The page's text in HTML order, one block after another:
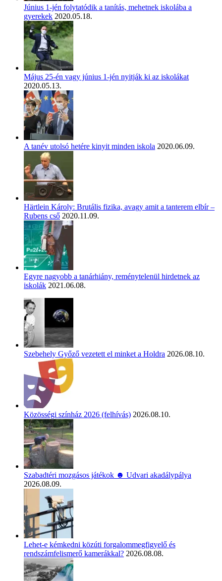
Június 1-jén folytatódik a tanítás, mehetnek iskolába a
gyerekek 2020.05.18.
Május 25-én vagy június 1-jén nyitják ki az iskolákat
2020.05.13.
A tanév utolsó hetére kinyit minden iskola 2020.06.09.
Härtlein Károly: Brutális fizika, avagy amit a tanterem elbír –
Rubens cső 2020.11.09.
Egyre nagyobb a tanárhiány, reménytelenül hirdetnek az
iskolák 2021.06.08.
Szebehely Győző vezetett el minket a Holdra 2026.08.10.
Közösségi színház 2026 (felhívás) 2026.08.10.
Szabadtéri mozgásos játékok ☻ Udvari akadálypálya
2026.08.09.
Lehet-e kémkedni közúti forgalommegfigyelő és
rendszámfelismerő kamerákkal? 2026.08.08.